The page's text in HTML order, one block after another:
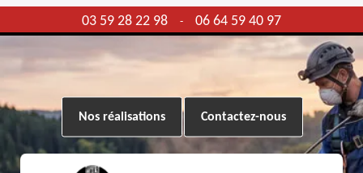
03 59 28 22 98 - 06 64 59 40 97
Nos réalisations Contactez-nous